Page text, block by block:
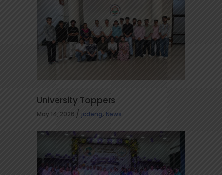
University Toppers
May 14, 2026 jcdeng, News